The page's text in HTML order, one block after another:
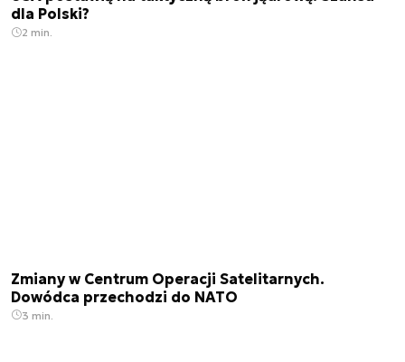
dla Polski?
2 min.
Zmiany w Centrum Operacji Satelitarnych.
Dowódca przechodzi do NATO
3 min.